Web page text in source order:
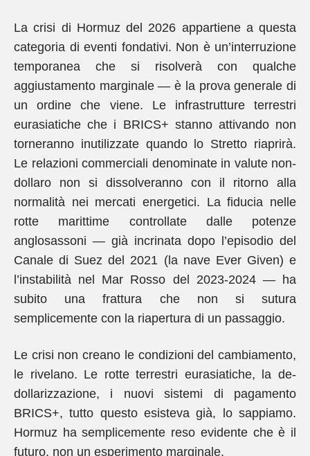
La crisi di Hormuz del 2026 appartiene a questa
categoria di eventi fondativi. Non è un’interruzione
temporanea che si risolverà con qualche
aggiustamento marginale — è la prova generale di
un ordine che viene. Le infrastrutture terrestri
eurasiatiche che i BRICS+ stanno attivando non
torneranno inutilizzate quando lo Stretto riaprirà.
Le relazioni commerciali denominate in valute non-
dollaro non si dissolveranno con il ritorno alla
normalità nei mercati energetici. La fiducia nelle
rotte marittime controllate dalle potenze
anglosassoni — già incrinata dopo l’episodio del
Canale di Suez del 2021 (la nave Ever Given) e
l’instabilità nel Mar Rosso del 2023-2024 — ha
subito una frattura che non si sutura
semplicemente con la riapertura di un passaggio.
Le crisi non creano le condizioni del cambiamento,
le rivelano. Le rotte terrestri eurasiatiche, la de-
dollarizzazione, i nuovi sistemi di pagamento
BRICS+, tutto questo esisteva già, lo sappiamo.
Hormuz ha semplicemente reso evidente che è il
futuro, non un esperimento marginale.